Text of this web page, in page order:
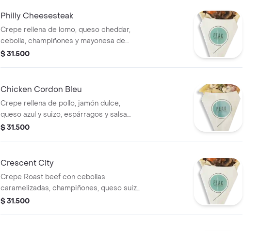
Philly Cheesesteak
Crepe rellena de lomo, queso cheddar,
cebolla, champiñones y mayonesa de
pimentones.
$ 31.500
Chicken Cordon Bleu
Crepe rellena de pollo, jamón dulce,
queso azul y suizo, espárragos y salsa
holandesa.
$ 31.500
Crescent City
Crepe Roast beef con cebollas
caramelizadas, champiñones, queso suizo
y mayo PEAK 9.
$ 31.500